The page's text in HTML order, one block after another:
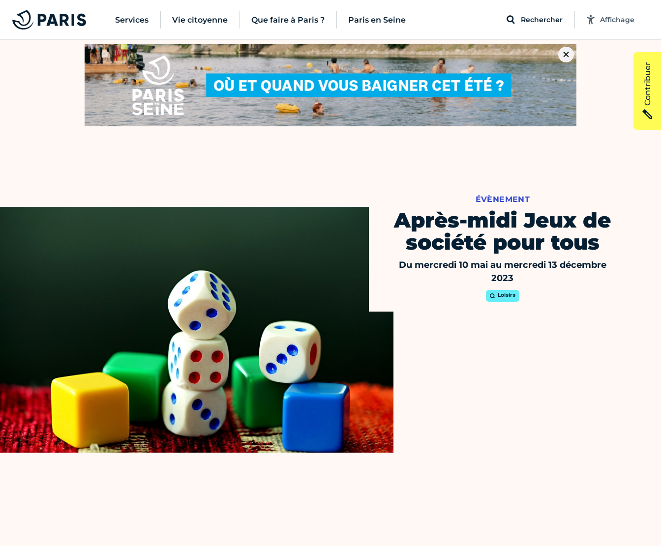
Services Vie citoyenne Que faire à Paris ? Paris en Seine Rechercher Affichage
ÉVÈNEMENT
Après-midi Jeux de
société pour tous
Du mercredi 10 mai au mercredi 13 décembre
2023
Loisirs
Contribuer